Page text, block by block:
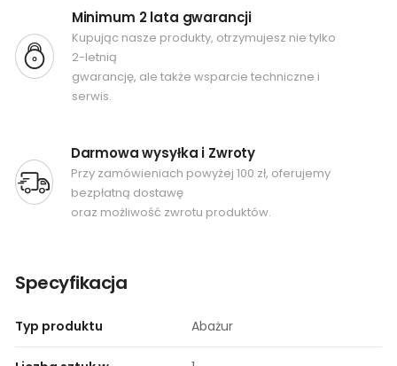
Minimum 2 lata gwarancji
Kupując nasze produkty, otrzymujesz nie tylko
2-letnią
gwarancję, ale także wsparcie techniczne i
serwis.
Darmowa wysyłka i Zwroty
Przy zamówieniach powyżej 100 zł, oferujemy
bezpłatną dostawę
oraz możliwość zwrotu produktów.
Specyfikacja
Typ produktu Abażur